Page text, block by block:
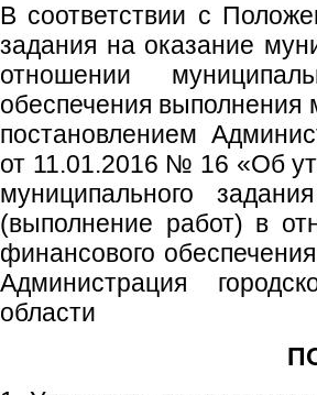
В соответствии с
задания на оказание
отношении
обеспечения выполнения
постановлением
от 11.01.2016 № 16 «Об
муниципального
(выполнение работ) в
финансового
Администрация
области